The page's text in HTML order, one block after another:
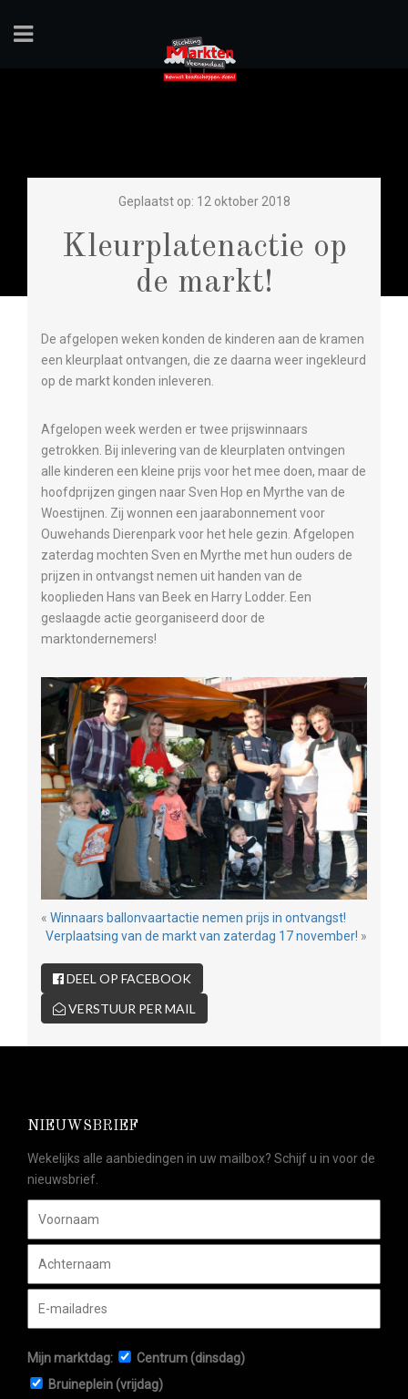
Geplaatst op: 12 oktober 2018
Kleurplatenactie op
de markt!
De afgelopen weken konden de kinderen aan de kramen
een kleurplaat ontvangen, die ze daarna weer ingekleurd
op de markt konden inleveren.
Afgelopen week werden er twee prijswinnaars
getrokken. Bij inlevering van de kleurplaten ontvingen
alle kinderen een kleine prijs voor het mee doen, maar de
hoofdprijzen gingen naar Sven Hop en Myrthe van de
Woestijnen. Zij wonnen een jaarabonnement voor
Ouwehands Dierenpark voor het hele gezin. Afgelopen
zaterdag mochten Sven en Myrthe met hun ouders de
prijzen in ontvangst nemen uit handen van de
kooplieden Hans van Beek en Harry Lodder. Een
geslaagde actie georganiseerd door de
marktondernemers!
« Winnaars ballonvaartactie nemen prijs in ontvangst!
Verplaatsing van de markt van zaterdag 17 november! »
DEEL OP FACEBOOK
VERSTUUR PER MAIL
NIEUWSBRIEF
Wekelijks alle aanbiedingen in uw mailbox? Schijf u in voor de
nieuwsbrief.
Mijn marktdag:
Centrum (dinsdag)
Bruineplein (vrijdag)